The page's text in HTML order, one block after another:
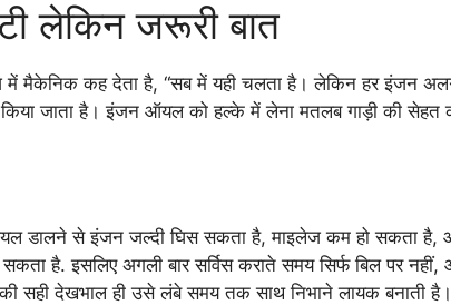
लेकिन जरूरी बात
में मैकेनिक कह देता है, “सब में यही चलता है। लेकिन हर इंजन
जाता है। इंजन ऑयल को हल्के में लेना मतलब गाड़ी की सेहत
डालने से इंजन जल्दी घिस सकता है, माइलेज कम हो सकता है,
है. इसलिए अगली बार सर्विस कराते समय सिर्फ बिल पर
की सही देखभाल ही उसे लंबे समय तक साथ निभाने लायक बनाती है।